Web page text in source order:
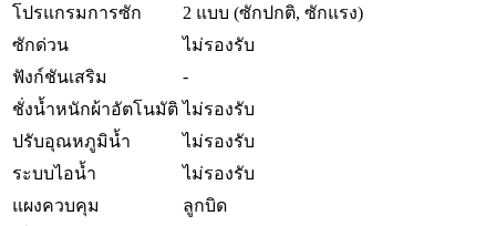
โปรแกรมการซัก
2 แบบ (ซักปกติ, ซักแรง)
ซักด่วน
ไม่รองรับ
ฟังก์ชันเสริม
-
ชั่งน้ำหนักผ้าอัตโนมัติ ไม่รองรับ
ปรับอุณหภูมิน้ำ
ไม่รองรับ
ระบบไอน้ำ
ไม่รองรับ
แผงควบคุม
ลูกบิด